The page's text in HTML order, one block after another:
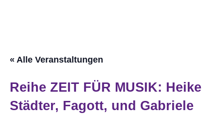
« Alle Veranstaltungen
Reihe ZEIT FÜR MUSIK: Heike
Städter, Fagott, und Gabriele